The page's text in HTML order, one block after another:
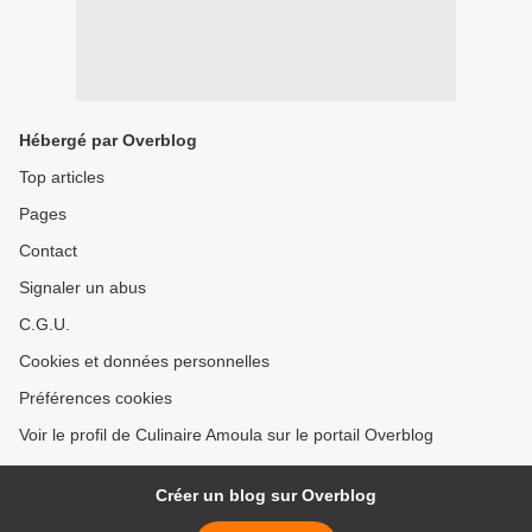
Hébergé par Overblog
Top articles
Pages
Contact
Signaler un abus
C.G.U.
Cookies et données personnelles
Préférences cookies
Voir le profil de Culinaire Amoula sur le portail Overblog
Créer un blog sur Overblog